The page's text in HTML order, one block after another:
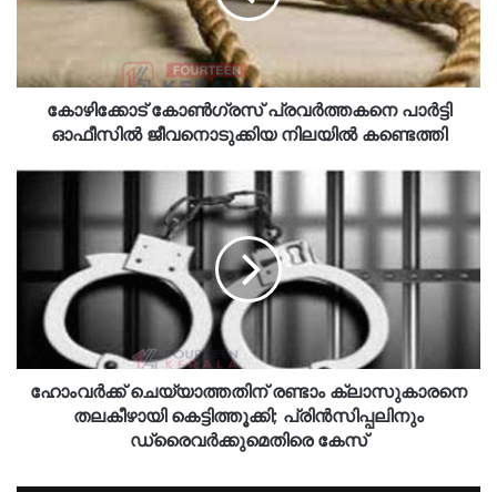
കോഴിക്കോട് കോണ്‍ഗ്രസ് പ്രവർത്തകനെ പാർട്ടി
ഓഫീസിൽ ജീവനൊടുക്കിയ നിലയിൽ കണ്ടെത്തി
ഹോംവര്‍ക്ക് ചെയ്യാത്തതിന് രണ്ടാം ക്ലാസുകാരനെ
തലകീഴായി കെട്ടിത്തൂക്കി; പ്രിന്‍സിപ്പലിനും
ഡ്രൈവര്‍ക്കുമെതിരെ കേസ്